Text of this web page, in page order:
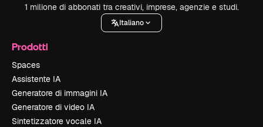
1 milione di abbonati tra creativi, imprese, agenzie e studi.
Italiano
Prodotti
Spaces
Assistente IA
Generatore di immagini IA
Generatore di video IA
Sintetizzatore vocale IA